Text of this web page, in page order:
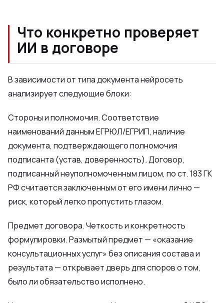
Что конкретно проверяет
ИИ в договоре
В зависимости от типа документа нейросеть
анализирует следующие блоки:
Стороны и полномочия. Соответствие
наименований данным ЕГРЮЛ/ЕГРИП, наличие
документа, подтверждающего полномочия
подписанта (устав, доверенность). Договор,
подписанный неуполномоченным лицом, по ст. 183 ГК
РФ считается заключенным от его имени лично —
риск, который легко пропустить глазом.
Предмет договора. Четкость и конкретность
формулировки. Размытый предмет — «оказание
консультационных услуг» без описания состава и
результата — открывает дверь для споров о том,
было ли обязательство исполнено.